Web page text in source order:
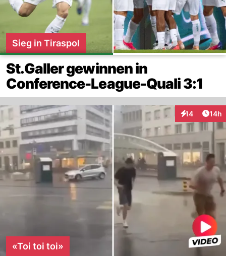
Sieg in Tiraspol
St.Galler gewinnen in
Conference-League-Quali 3:1
14
Interaktionen
14h
«Toi toi toi»